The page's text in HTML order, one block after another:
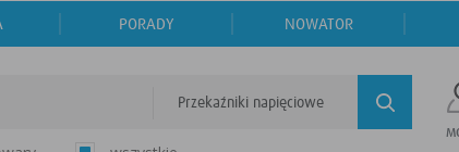
PORADY NOWATOR
Przekaźniki napięciowe